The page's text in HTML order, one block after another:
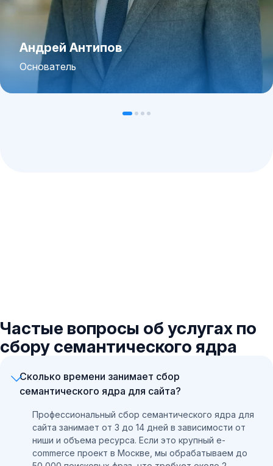
Андрей Антипов
Основатель
Частые вопросы об услугах по
сбору семантического ядра
Сколько времени занимает сбор
семантического ядра для сайта?
Профессиональный сбор семантического ядра для
сайта занимает от 3 до 14 дней в зависимости от
ниши и объема ресурса. Если это крупный e-
commerce проект в Москве, мы обрабатываем до